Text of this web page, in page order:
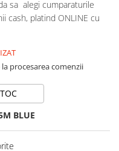
sa alegi cumparaturile
cash, platind ONLINE cu
procesarea comenzii
BLUE